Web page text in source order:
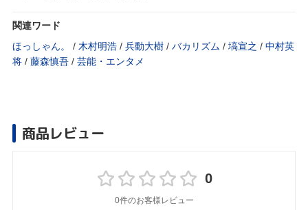
関連ワード
ほっしゃん。
/ 木村明浩 / 兵動大樹 / バカリズム / 塙宣之 / 中村英
将 / 藤森慎吾 / 芸能・エンタメ
商品レビュー
0
0件のお客様レビュー